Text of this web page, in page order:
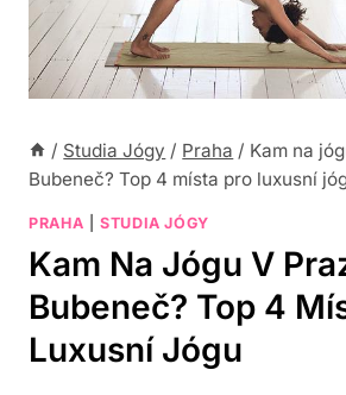
/ Studia Jógy / Praha / Kam na
Bubeneč? Top 4 místa pro luxusní
PRAHA |STUDIA JÓGY
Kam Na Jógu V
Bubeneč? Top 4
Luxusní Jógu